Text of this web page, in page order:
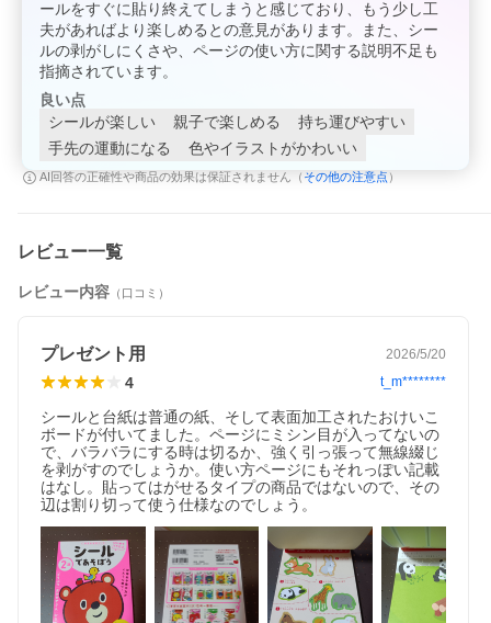
★ちえ★
パズルの完成
数の理解
ことばの確認 ／ 他
★かいてけせる おけいこボード★
※本データはこの商品が発売された時点の情報です。
ールをすぐに貼り終えてしまうと感じており、もう少し工
夫があればより楽しめるとの意見があります。また、シー
ルの剥がしにくさや、ページの使い方に関する説明不足も
指摘されています。
良い点
シールが楽しい
親子で楽しめる
持ち運びやすい
手先の運動になる
色やイラストがかわいい
AI回答の正確性や商品の効果は保証されません（ その他の注意点 ）
レビュー一覧
レビュー内容 （口コミ）
プレゼント用 2026/5/20
4 t_m********
シールと台紙は普通の紙、そして表面加工されたおけいこ
ボードが付いてました。ページにミシン目が入ってないの
で、バラバラにする時は切るか、強く引っ張って無線綴じ
を剥がすのでしょうか。使い方ページにもそれっぽい記載
はなし。貼ってはがせるタイプの商品ではないので、その
辺は割り切って使う仕様なのでしょう。